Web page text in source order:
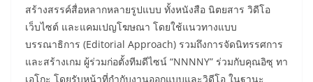
สร้างสรรค์สื่อหลากหลายรูปแบบ ทั้งหนังสือ นิตยสาร วิดีโอ
เว็บไซต์ และแคมเปญโฆษณา โดยใช้แนวทางแบบ
บรรณาธิการ (Editorial Approach) รวมถึงการจัดนิทรรศการ
และสร้างเกม ผู้ร่วมก่อตั้งทีมดีไซน์ “NNNNY” ร่วมกับคุณอิซุ ทา
เอโกะ โดยรับหน้าที่กำกับงานออกแบบและวิดีโอ ในฐานะ